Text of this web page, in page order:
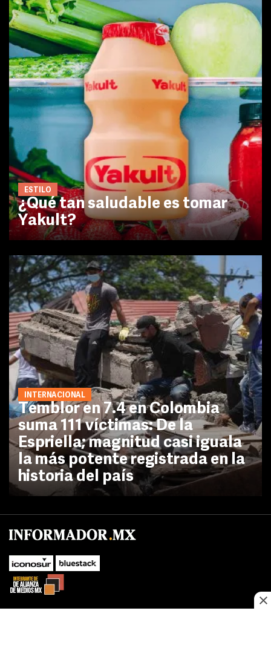
ESTILO
¿Qué tan saludable es tomar
Yakult?
INTERNACIONAL
Temblor en 7.4 en Colombia
suma 111 víctimas: De la
Espriella; magnitud casi iguala
la más potente registrada en la
historia del país